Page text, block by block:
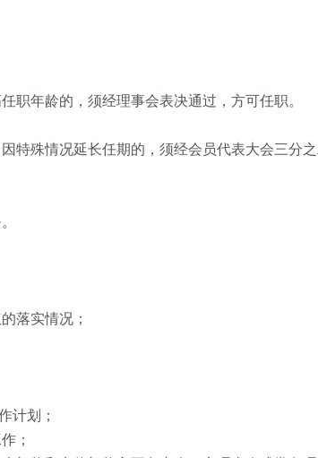
年龄的，须经理事会表决通过，方可任职。
殊情况延长任期的，须经会员代表大会三分
落实情况；
计划；
；